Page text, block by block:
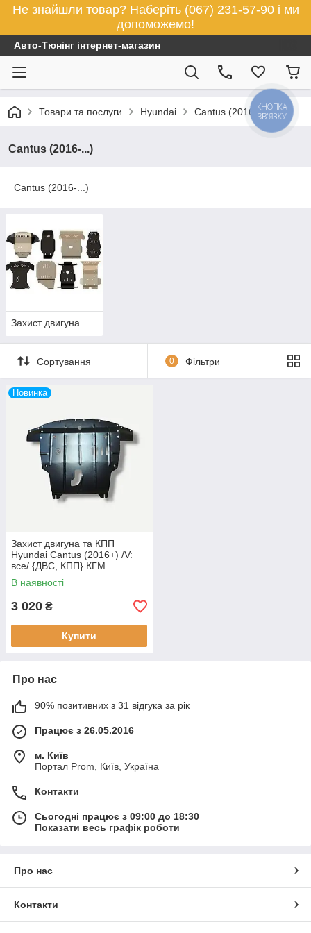
Не знайшли товар? Наберіть (067) 231-57-90 і ми
допоможемо!
Авто-Тюнінг інтернет-магазин
Товари та послуги Hyundai Cantus (2016-...)
Cantus (2016-...)
Cantus (2016-...)
Захист двигуна
Сортування 0 Фільтри
Новинка
Захист двигуна та КПП
Hyundai Cantus (2016+) /V:
все/ {ДВС, КПП} КГМ
В наявності
3 020 ₴
Купити
Про нас
90% позитивних з 31 відгука за рік
Працює з 26.05.2016
м. Київ
Портал Prom, Київ, Україна
Контакти
Сьогодні працює з 09:00 до 18:30
Показати весь графік роботи
Про нас
Контакти
КНОПКА
ЗВ'ЯЗКУ